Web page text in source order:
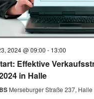
2024 @ 09:00 - 13:00
Effektive
in Halle
Merseburger Straße 237, Halle